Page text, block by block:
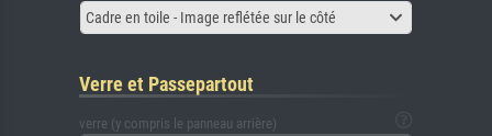
Cadre en toile - Image reflétée sur le côté
Verre et Passepartout
verre (y compris le panneau arrière)